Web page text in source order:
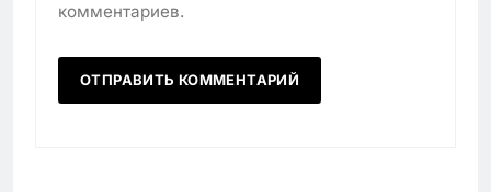
комментариев.